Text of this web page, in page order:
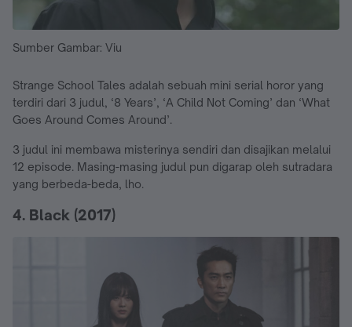
Sumber Gambar: Viu
Strange School Tales adalah sebuah mini serial horor yang
terdiri dari 3 judul, ‘8 Years’, ‘A Child Not Coming’ dan ‘What
Goes Around Comes Around’.
3 judul ini membawa misterinya sendiri dan disajikan melalui
12 episode. Masing-masing judul pun digarap oleh sutradara
yang berbeda-beda, lho.
4. Black (2017)